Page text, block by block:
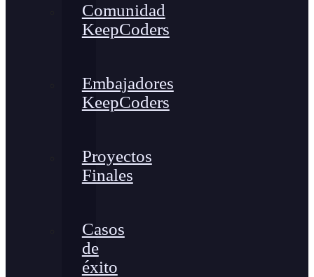
Comunidad
KeepCoders
Embajadores
KeepCoders
Proyectos
Finales
Casos
de
éxito